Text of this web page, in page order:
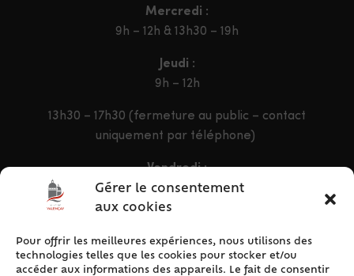
Gérer le consentement
aux cookies
Pour offrir les meilleures expériences, nous utilisons des
technologies telles que les cookies pour stocker et/ou
accéder aux informations des appareils. Le fait de consentir
Mercredi :
9h – 12h & 13h30 – 19h
Jeudi :
9h – 12h
13h30 – 17h30 (fermeture au public – contact
uniquement par téléphone)
Vendredi :
9h – 12h & 13h30 – 16h30
ACCÈS RAPIDE
Accueil